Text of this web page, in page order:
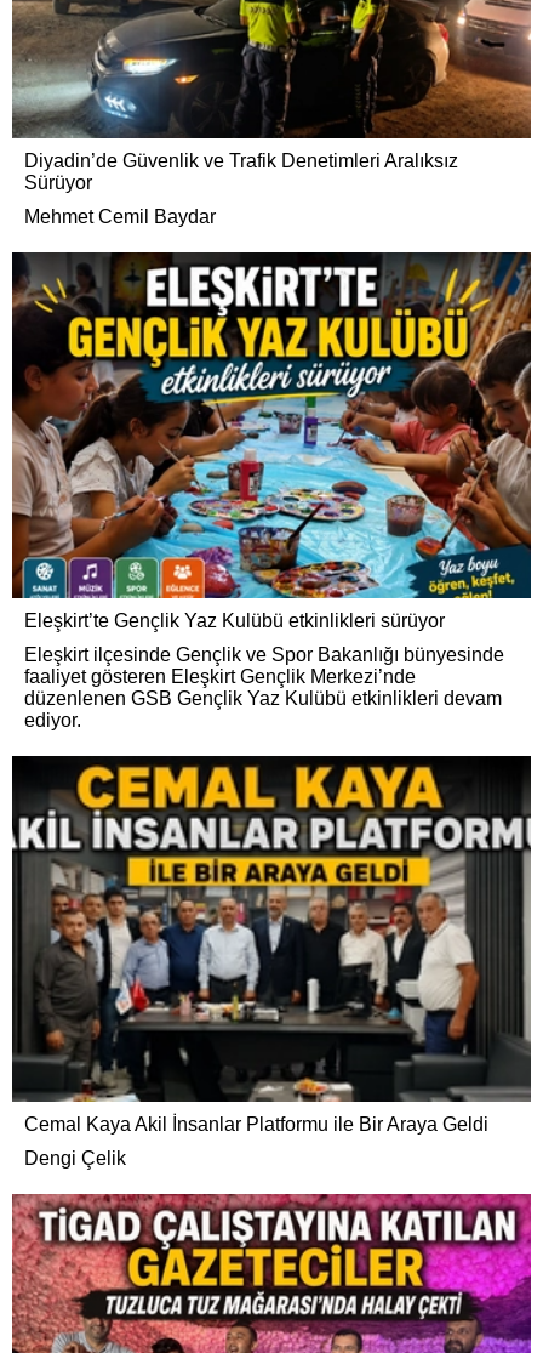
Diyadin’de Güvenlik ve Trafik Denetimleri Aralıksız
Sürüyor
Mehmet Cemil Baydar
Eleşkirt’te Gençlik Yaz Kulübü etkinlikleri sürüyor
Eleşkirt ilçesinde Gençlik ve Spor Bakanlığı bünyesinde
faaliyet gösteren Eleşkirt Gençlik Merkezi’nde
düzenlenen GSB Gençlik Yaz Kulübü etkinlikleri devam
ediyor.
Cemal Kaya Akil İnsanlar Platformu ile Bir Araya Geldi
Dengi Çelik